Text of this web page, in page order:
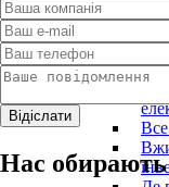
Все
Нас обирають